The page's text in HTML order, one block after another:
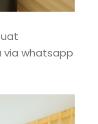
via whatsapp